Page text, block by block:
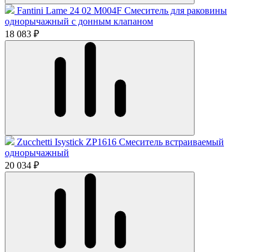
Fantini Lame 24 02 M004F Смеситель для раковины
однорычажный с донным клапаном
18 083 ₽
Zucchetti Isystick ZP1616 Смеситель встраиваемый
однорычажный
20 034 ₽